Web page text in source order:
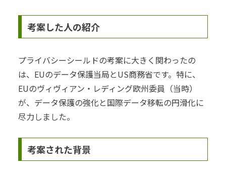
考案した人の紹介
プライバシーシールドの考案に大きく関わったの
は、EUのデータ保護当局とUS商務省です。特に、
EUのヴィヴィアン・レディング欧州委員（当時）
が、データ保護の強化と国際データ移転の円滑化に
尽力しました。
考案された背景